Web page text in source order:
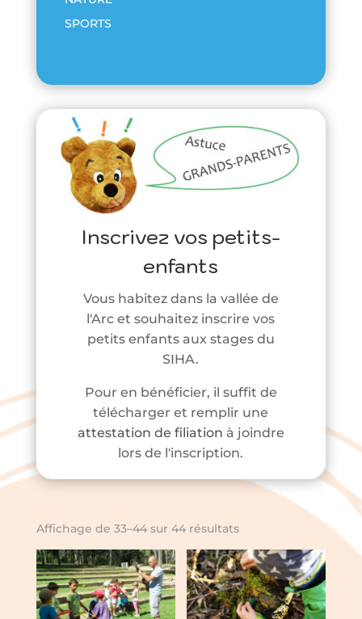
SPORTS
Inscrivez vos petits-
enfants
Vous habitez dans la vallée de
l'Arc et souhaitez inscrire vos
petits enfants aux stages du
SIHA.
Pour en bénéficier, il suffit de
télécharger et remplir une
attestation de filiation à joindre
lors de l'inscription.
Affichage de 33–44 sur 44 résultats